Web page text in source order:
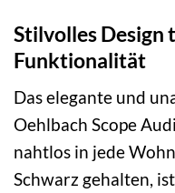
Stilvolles
Funktionalität
Das elegante und
Oehlbach Scope
nahtlos in jede
Schwarz gehalten,